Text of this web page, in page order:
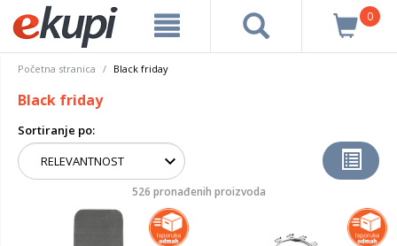
0
Početna stranica Black friday
Black friday
Sortiranje po:
526 pronađenih proizvoda